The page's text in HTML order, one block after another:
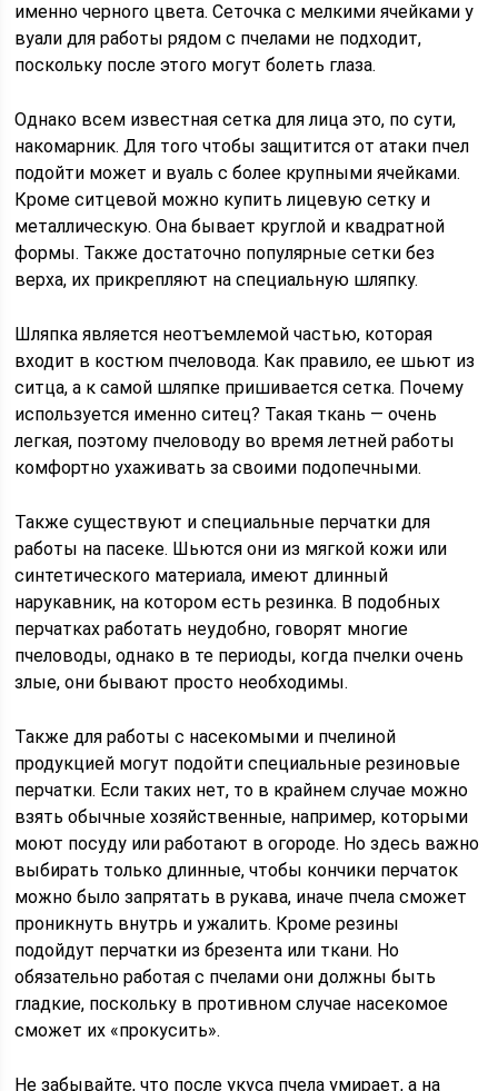
именно черного цвета. Сеточка с мелкими ячейками у
вуали для работы рядом с пчелами не подходит,
поскольку после этого могут болеть глаза.
Однако всем известная сетка для лица это, по сути,
накомарник. Для того чтобы защитится от атаки пчел
подойти может и вуаль с более крупными ячейками.
Кроме ситцевой можно купить лицевую сетку и
металлическую. Она бывает круглой и квадратной
формы. Также достаточно популярные сетки без
верха, их прикрепляют на специальную шляпку.
Шляпка является неотъемлемой частью, которая
входит в костюм пчеловода. Как правило, ее шьют из
ситца, а к самой шляпке пришивается сетка. Почему
используется именно ситец? Такая ткань — очень
легкая, поэтому пчеловоду во время летней работы
комфортно ухаживать за своими подопечными.
Также существуют и специальные перчатки для
работы на пасеке. Шьются они из мягкой кожи или
синтетического материала, имеют длинный
нарукавник, на котором есть резинка. В подобных
перчатках работать неудобно, говорят многие
пчеловоды, однако в те периоды, когда пчелки очень
злые, они бывают просто необходимы.
Также для работы с насекомыми и пчелиной
продукцией могут подойти специальные резиновые
перчатки. Если таких нет, то в крайнем случае можно
взять обычные хозяйственные, например, которыми
моют посуду или работают в огороде. Но здесь важно
выбирать только длинные, чтобы кончики перчаток
можно было запрятать в рукава, иначе пчела сможет
проникнуть внутрь и ужалить. Кроме резины
подойдут перчатки из брезента или ткани. Но
обязательно работая с пчелами они должны быть
гладкие, поскольку в противном случае насекомое
сможет их «прокусить».
Не забывайте, что после укуса пчела умирает, а на